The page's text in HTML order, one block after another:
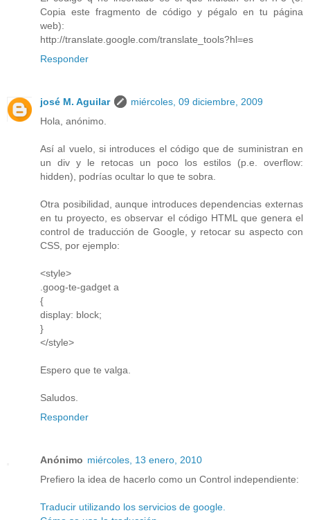
Copia este fragmento de código y pégalo en tu página
web):
http://translate.google.com/translate_tools?hl=es
Responder
josé M. Aguilar
miércoles, 09 diciembre, 2009
Hola, anónimo.
Así al vuelo, si introduces el código que de suministran en
un div y le retocas un poco los estilos (p.e. overflow:
hidden), podrías ocultar lo que te sobra.
Otra posibilidad, aunque introduces dependencias externas
en tu proyecto, es observar el código HTML que genera el
control de traducción de Google, y retocar su aspecto con
CSS, por ejemplo:
<style>
.goog-te-gadget a
{
display: block;
}
</style>
Espero que te valga.
Saludos.
Responder
Anónimo miércoles, 13 enero, 2010
Prefiero la idea de hacerlo como un Control independiente:
Traducir utilizando los servicios de google.